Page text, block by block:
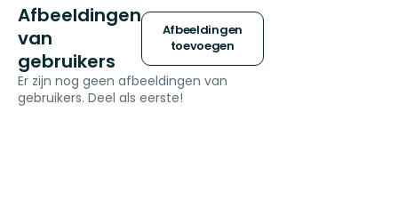
Afbeeldingen
van
gebruikers
Afbeeldingen
toevoegen
Er zijn nog geen afbeeldingen van
gebruikers. Deel als eerste!